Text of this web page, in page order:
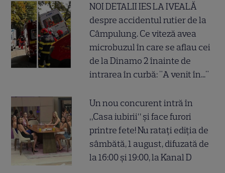
NOI DETALII IES LA IVEALĂ
despre accidentul rutier de la
Câmpulung. Ce viteză avea
microbuzul în care se aflau cei
de la Dinamo 2 înainte de
intrarea în curbă: "A venit în..."
Un nou concurent intră în
„Casa iubirii” și face furori
printre fete! Nu ratați ediția de
sâmbătă, 1 august, difuzată de
la 16:00 și 19:00, la Kanal D